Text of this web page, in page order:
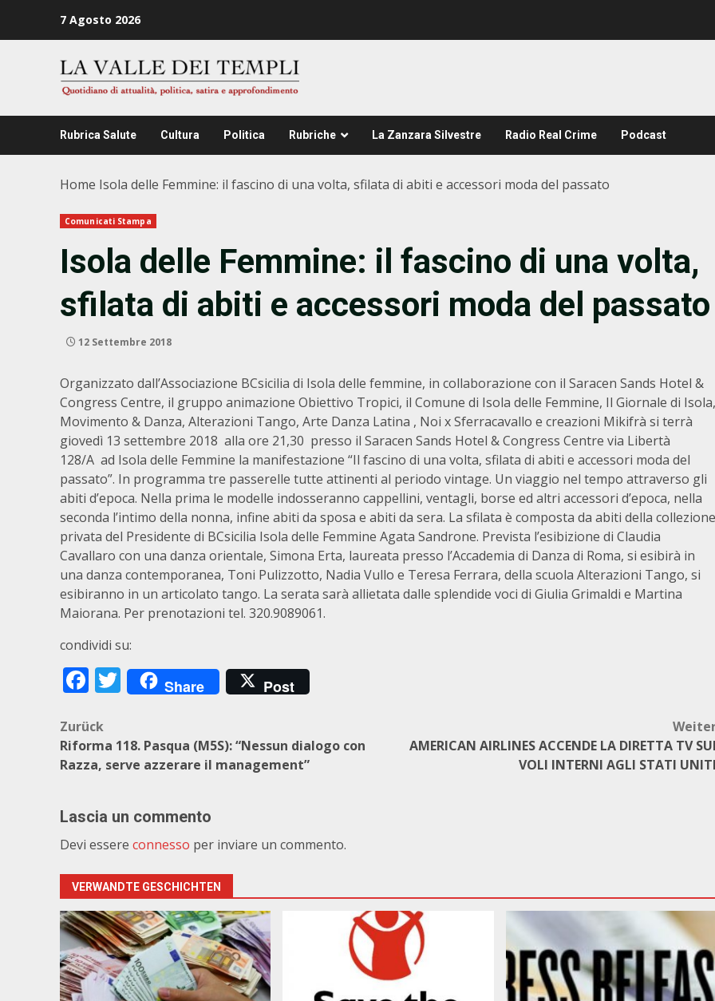
7 Agosto 2026
Rubrica Salute Cultura Politica Rubriche La Zanzara Silvestre Radio Real Crime Podcast
Home Isola delle Femmine: il fascino di una volta, sfilata di abiti e accessori moda del passato
Comunicati Stampa
Isola delle Femmine: il fascino di una volta,
sfilata di abiti e accessori moda del passato
12 Settembre 2018
Organizzato dall’Associazione BCsicilia di Isola delle femmine, in collaborazione con il Saracen Sands Hotel &
Congress Centre, il gruppo animazione Obiettivo Tropici, il Comune di Isola delle Femmine, Il Giornale di Isola,
Movimento & Danza, Alterazioni Tango, Arte Danza Latina , Noi x Sferracavallo e creazioni Mikifrà si terrà
giovedì 13 settembre 2018 alla ore 21,30 presso il Saracen Sands Hotel & Congress Centre via Libertà
128/A ad Isola delle Femmine la manifestazione “Il fascino di una volta, sfilata di abiti e accessori moda del
passato”. In programma tre passerelle tutte attinenti al periodo vintage. Un viaggio nel tempo attraverso gli
abiti d’epoca. Nella prima le modelle indosseranno cappellini, ventagli, borse ed altri accessori d’epoca, nella
seconda l’intimo della nonna, infine abiti da sposa e abiti da sera. La sfilata è composta da abiti della collezione
privata del Presidente di BCsicilia Isola delle Femmine Agata Sandrone. Prevista l’esibizione di Claudia
Cavallaro con una danza orientale, Simona Erta, laureata presso l’Accademia di Danza di Roma, si esibirà in
una danza contemporanea, Toni Pulizzotto, Nadia Vullo e Teresa Ferrara, della scuola Alterazioni Tango, si
esibiranno in un articolato tango. La serata sarà allietata dalle splendide voci di Giulia Grimaldi e Martina
Maiorana. Per prenotazioni tel. 320.9089061.
condividi su:
Facebook
Twitter
Share Post
Beitragsnavigation
Zurück
Riforma 118. Pasqua (M5S): “Nessun dialogo con
Razza, serve azzerare il management”
AMERICAN AIRLINES ACCENDE LA DIRETTA TV
VOLI INTERNI AGLI STATI
Lascia un commento
Devi essere connesso per inviare un commento.
VERWANDTE GESCHICHTEN